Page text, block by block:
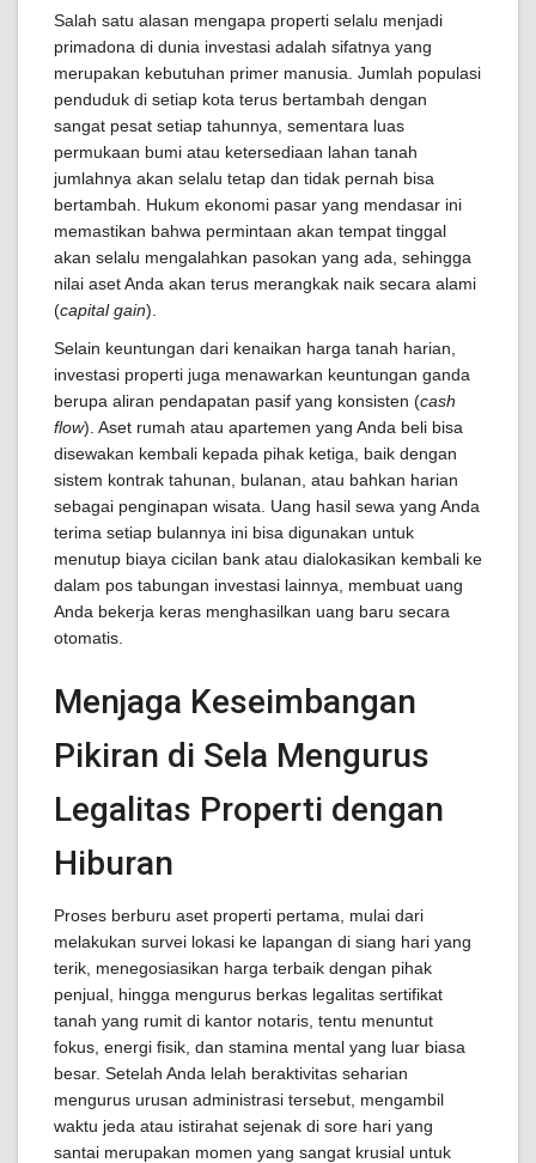
Salah satu alasan mengapa properti selalu menjadi
primadona di dunia investasi adalah sifatnya yang
merupakan kebutuhan primer manusia. Jumlah populasi
penduduk di setiap kota terus bertambah dengan
sangat pesat setiap tahunnya, sementara luas
permukaan bumi atau ketersediaan lahan tanah
jumlahnya akan selalu tetap dan tidak pernah bisa
bertambah. Hukum ekonomi pasar yang mendasar ini
memastikan bahwa permintaan akan tempat tinggal
akan selalu mengalahkan pasokan yang ada, sehingga
nilai aset Anda akan terus merangkak naik secara alami
(capital gain).
Selain keuntungan dari kenaikan harga tanah harian,
investasi properti juga menawarkan keuntungan ganda
berupa aliran pendapatan pasif yang konsisten (cash
flow). Aset rumah atau apartemen yang Anda beli bisa
disewakan kembali kepada pihak ketiga, baik dengan
sistem kontrak tahunan, bulanan, atau bahkan harian
sebagai penginapan wisata. Uang hasil sewa yang Anda
terima setiap bulannya ini bisa digunakan untuk
menutup biaya cicilan bank atau dialokasikan kembali ke
dalam pos tabungan investasi lainnya, membuat uang
Anda bekerja keras menghasilkan uang baru secara
otomatis.
Menjaga Keseimbangan
Pikiran di Sela Mengurus
Legalitas Properti dengan
Hiburan
Proses berburu aset properti pertama, mulai dari
melakukan survei lokasi ke lapangan di siang hari yang
terik, menegosiasikan harga terbaik dengan pihak
penjual, hingga mengurus berkas legalitas sertifikat
tanah yang rumit di kantor notaris, tentu menuntut
fokus, energi fisik, dan stamina mental yang luar biasa
besar. Setelah Anda lelah beraktivitas seharian
mengurus urusan administrasi tersebut, mengambil
waktu jeda atau istirahat sejenak di sore hari yang
santai merupakan momen yang sangat krusial untuk